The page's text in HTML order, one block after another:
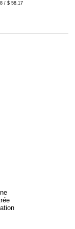
/ $ 58.17